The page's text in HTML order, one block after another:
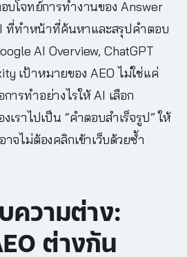
บโจทย์การทำงานของ Answer
ที่ทำหน้าที่ค้นหาและสรุปคำตอบ
AI Overview, ChatGPT
เป้าหมายของ AEO ไม่ใช่แค่
ารทำอย่างไรให้ AI เลือก
เราไปเป็น “คำตอบสำเร็จรูป” ให้
จไม่ต้องคลิกเข้าเว็บด้วยซ้ำ
ความต่าง:
ต่างกัน